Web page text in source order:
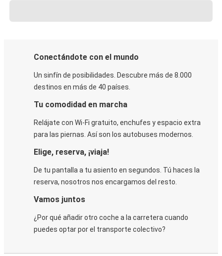
Conectándote con el mundo
Un sinfín de posibilidades. Descubre más de 8.000
destinos en más de 40 países.
Tu comodidad en marcha
Relájate con Wi-Fi gratuito, enchufes y espacio extra
para las piernas. Así son los autobuses modernos.
Elige, reserva, ¡viaja!
De tu pantalla a tu asiento en segundos. Tú haces la
reserva, nosotros nos encargamos del resto.
Vamos juntos
¿Por qué añadir otro coche a la carretera cuando
puedes optar por el transporte colectivo?